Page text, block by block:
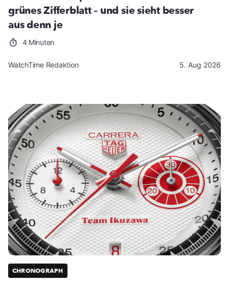
grünes Zifferblatt – und sie sieht besser
aus denn je
4 Minuten
WatchTime Redaktion 5. Aug 2026
CHRONOGRAPH